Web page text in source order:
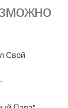
Свой